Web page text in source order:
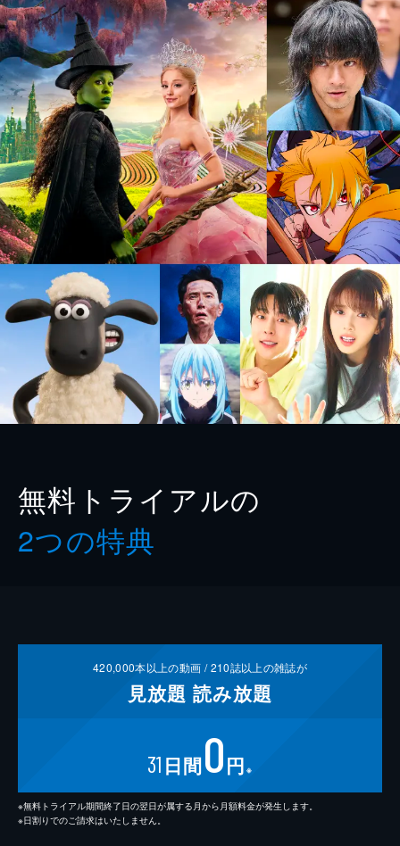
無料トライアルの
2つの特典
420,000本以上の動画 /210誌以上の雑誌が
見放題 読み放題
31 日間0円 ※
※無料トライアル期間終了日の翌日が属する月から月額料金が発生します。
※日割りでのご請求はいたしません。